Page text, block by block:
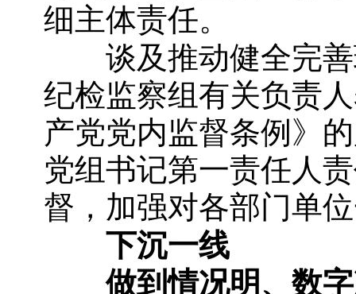
细主体责任。
谈及推动健全完善
纪检监察组有关负责
产党党内监督条例》
党组书记第一责任人
督，加强对各部门单
下沉一线
做到情况明、数